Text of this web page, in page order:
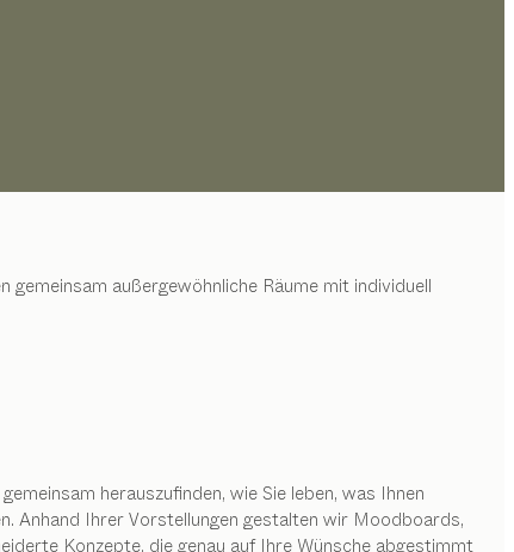
außergewöhnliche Räume mit individuell
herauszufinden, wie Sie leben, was Ihnen
Anhand Ihrer Vorstellungen gestalten wir Moodboards,
Konzepte, die genau auf Ihre Wünsche abgestimmt